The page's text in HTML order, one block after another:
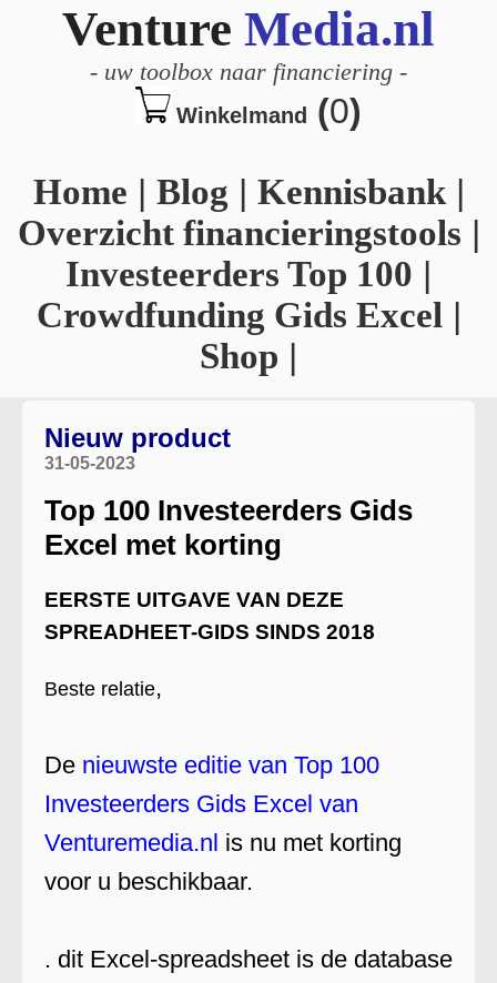
Venture Media.nl
- uw toolbox naar financiering -
Winkelmand (0)
Home | Blog | Kennisbank|
Overzicht financieringstools |
Investeerders Top 100 |
Crowdfunding Gids Excel |
Shop |
Nieuw product
31-05-2023
Top 100 Investeerders Gids
Excel met korting
EERSTE UITGAVE VAN DEZE
SPREADHEET-GIDS SINDS 2018
Beste relatie,
De nieuwste editie van Top 100
Investeerders Gids Excel van
Venturemedia.nl is nu met korting
voor u beschikbaar.
. dit Excel-spreadsheet is de database